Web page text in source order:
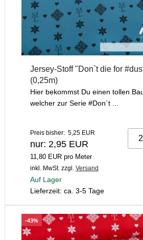
Jersey-Stoff "Don`t die for
(0,25m)
Hier bekommst Du einen tollen
welcher zur Serie #Don`t ...
Preis bisher: 5,25 EUR
nur: 2,95 EUR
11,80 EUR pro Meter
inkl. MwSt. zzgl. Versand
Auf Lager
Lieferzeit: ca. 3-5 Tage
-43%